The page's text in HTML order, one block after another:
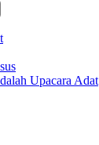
Upacara Adat